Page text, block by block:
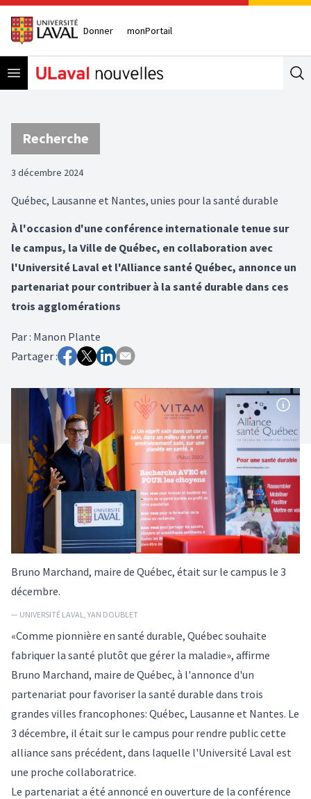
Donner monPortail
Open menu
Recherche
3 décembre 2024
Québec, Lausanne et Nantes, unies pour la santé durable
À l'occasion d'une conférence internationale tenue sur
le campus, la Ville de Québec, en collaboration avec
l'Université Laval et l'Alliance santé Québec, annonce un
partenariat pour contribuer à la santé durable dans ces
trois agglomérations
Par: Manon Plante
Partager :
Bruno Marchand, maire de Québec, était sur le campus le 3
décembre.
— UNIVERSITÉ LAVAL, YAN DOUBLET
«Comme pionnière en santé durable, Québec souhaite
fabriquer la santé plutôt que gérer la maladie», affirme
Bruno Marchand, maire de Québec, à l'annonce d'un
partenariat pour favoriser la santé durable dans trois
grandes villes francophones: Québec, Lausanne et Nantes. Le
3 décembre, il était sur le campus pour rendre public cette
alliance sans précédent, dans laquelle l'Université Laval est
une proche collaboratrice.
Le partenariat a été annoncé en ouverture de la conférence